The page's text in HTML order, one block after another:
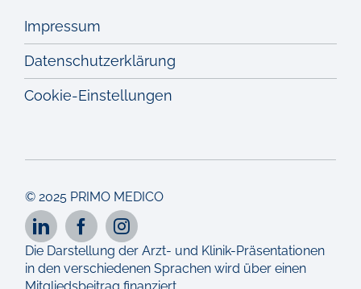
Impressum
Datenschutzerklärung
Cookie-Einstellungen
© 2025 PRIMO MEDICO
Die Darstellung der Arzt- und Klinik-Präsentationen
in den verschiedenen Sprachen wird über einen